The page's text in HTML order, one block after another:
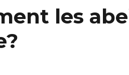
les